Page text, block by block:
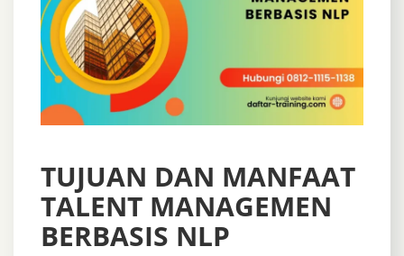
TUJUAN DAN MANFAAT
TALENT MANAGEMEN
BERBASIS NLP